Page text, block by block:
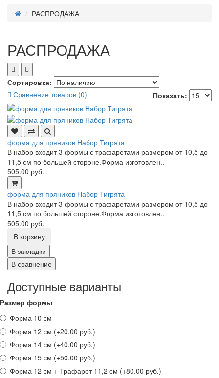
РАСПРОДАЖА
РАСПРОДАЖА
Сортировка:
Показать:
Сравнение товаров (0)
форма для пряников Набор Тигрята
В набор входит 3 формы с трафаретами размером от 10,5 до
11,5 см по большей стороне.Форма изготовлен..
505.00 руб.
форма для пряников Набор Тигрята
В набор входит 3 формы с трафаретами размером от 10,5 до
11,5 см по большей стороне.Форма изготовлен..
505.00 руб.
В корзину
В закладки
В сравнение
Доступные варианты
Размер формы
Форма 10 см
Форма 12 см (+20.00 руб.)
Форма 14 см (+40.00 руб.)
Форма 15 см (+50.00 руб.)
Форма 12 см + Трафарет 11,2 см (+80.00 руб.)